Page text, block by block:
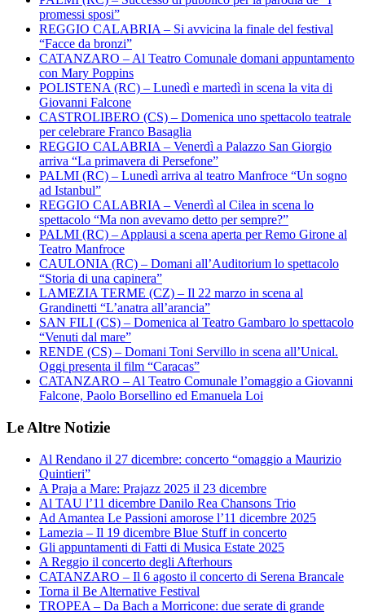
promessi sposi”
REGGIO CALABRIA – Si avvicina la finale del festival
“Facce da bronzi”
CATANZARO – Al Teatro Comunale domani appuntamento
con Mary Poppins
POLISTENA (RC) – Lunedì e martedì in scena la vita di
Giovanni Falcone
CASTROLIBERO (CS) – Domenica uno spettacolo teatrale
per celebrare Franco Basaglia
REGGIO CALABRIA – Venerdì a Palazzo San Giorgio
arriva “La primavera di Persefone”
PALMI (RC) – Lunedì arriva al teatro Manfroce “Un sogno
ad Istanbul”
REGGIO CALABRIA – Venerdì al Cilea in scena lo
spettacolo “Ma non avevamo detto per sempre?”
PALMI (RC) – Applausi a scena aperta per Remo Girone al
Teatro Manfroce
CAULONIA (RC) – Domani all’Auditorium lo spettacolo
“Storia di una capinera”
LAMEZIA TERME (CZ) – Il 22 marzo in scena al
Grandinetti “L’anatra all’arancia”
SAN FILI (CS) – Domenica al Teatro Gambaro lo spettacolo
“Venuti dal mare”
RENDE (CS) – Domani Toni Servillo in scena all’Unical.
Oggi presenta il film “Caracas”
CATANZARO – Al Teatro Comunale l’omaggio a Giovanni
Falcone, Paolo Borsellino ed Emanuela Loi
Le Altre Notizie
Al Rendano il 27 dicembre: concerto “omaggio a Maurizio
Quintieri”
A Praja a Mare: Prajazz 2025 il 23 dicembre
Al TAU l’11 dicembre Danilo Rea Chansons Trio
Ad Amantea Le Passioni amorose l’11 dicembre 2025
Lamezia – Il 19 dicembre Blue Stuff in concerto
Gli appuntamenti di Fatti di Musica Estate 2025
A Reggio il concerto degli Afterhours
CATANZARO – Il 6 agosto il concerto di Serena Brancale
Torna il Be Alternative Festival
TROPEA – Da Bach a Morricone: due serate di grande